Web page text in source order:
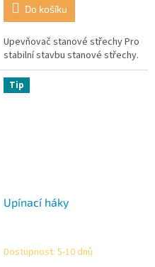
Do košíku
Upevňovač stanové střechy Pro
stabilní stavbu stanové střechy.
Tip
Upínací háky
Dostupnost: 5-10 dnů